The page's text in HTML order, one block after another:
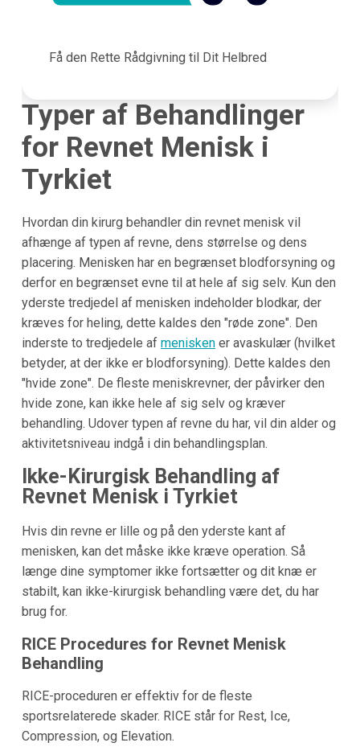
Få den Rette Rådgivning til Dit Helbred
Typer af Behandlinger
for Revnet Menisk i
Tyrkiet
Hvordan din kirurg behandler din revnet menisk vil
afhænge af typen af revne, dens størrelse og dens
placering. Menisken har en begrænset blodforsyning og
derfor en begrænset evne til at hele af sig selv. Kun den
yderste tredjedel af menisken indeholder blodkar, der
kræves for heling, dette kaldes den "røde zone". Den
inderste to tredjedele af meniskener avaskulær (hvilket
betyder, at der ikke er blodforsyning). Dette kaldes den
"hvide zone". De fleste meniskrevner, der påvirker den
hvide zone, kan ikke hele af sig selv og kræver
behandling. Udover typen af revne du har, vil din alder og
aktivitetsniveau indgå i din behandlingsplan.
Ikke-Kirurgisk Behandling af
Revnet Menisk i Tyrkiet
Hvis din revne er lille og på den yderste kant af
menisken, kan det måske ikke kræve operation. Så
længe dine symptomer ikke fortsætter og dit knæ er
stabilt, kan ikke-kirurgisk behandling være det, du har
brug for.
RICE Procedures for Revnet Menisk
Behandling
RICE-proceduren er effektiv for de fleste
sportsrelaterede skader. RICE står for Rest, Ice,
Compression, og Elevation.